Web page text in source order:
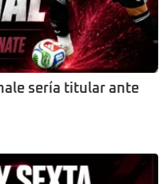
sería titular ante